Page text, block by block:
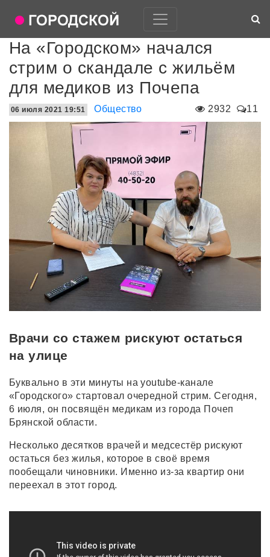
На «Городском» начался
стрим о скандале с жильём
для медиков из Почепа
2932 11
06 июля 2021 19:51 Общество
Врачи со стажем рискуют остаться
на улице
Буквально в эти минуты на youtube-канале
«Городского» стартовал очередной стрим. Сегодня,
6 июля, он посвящён медикам из города Почеп
Брянской области.
Несколько десятков врачей и медсестёр рискуют
остаться без жилья, которое в своё время
пообещали чиновники. Именно из-за квартир они
переехал в этот город.